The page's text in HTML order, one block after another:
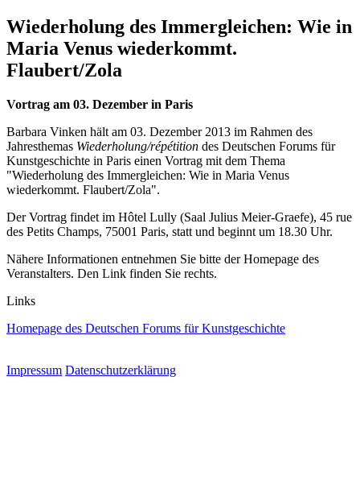
Wiederholung des Immergleichen: Wie in
Maria Venus wiederkommt.
Flaubert/Zola
Vortrag am 03. Dezember in Paris
Barbara Vinken hält am 03. Dezember 2013 im Rahmen des
Jahresthemas Wiederholung/répétition des Deutschen Forums für
Kunstgeschichte in Paris einen Vortrag mit dem Thema
"Wiederholung des Immergleichen: Wie in Maria Venus
wiederkommt. Flaubert/Zola".
Der Vortrag findet im Hôtel Lully (Saal Julius Meier-Graefe), 45 rue
des Petits Champs, 75001 Paris, statt und beginnt um 18.30 Uhr.
Nähere Informationen entnehmen Sie bitte der Homepage des
Veranstalters. Den Link finden Sie rechts.
Links
Homepage des Deutschen Forums für Kunstgeschichte
Impressum Datenschutzerklärung